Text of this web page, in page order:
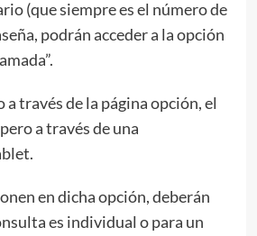
(que siempre es el número de
podrán acceder a la opción
a través de la página opción, el
a través de una
en dicha opción, deberán
es individual o para un